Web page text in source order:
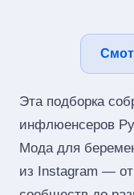
Эта подборка
инфлюенсеров
Мода для
из Instagram — от